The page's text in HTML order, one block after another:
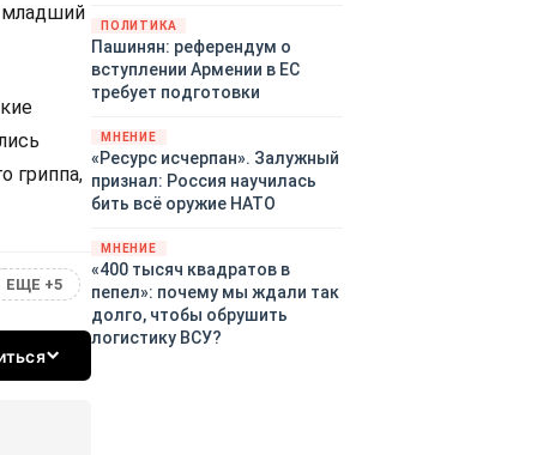
младший
гриппа,
ЕЩЕ +5
киевского режима оружием,
которое стремится продавать
всем новым снабженцам.
Однако часто возникают
предположения о возможном
«сменщике» американцев на
этом позорном посту.
Рассмотрим, кто же рвётся на
ПОЛИТИКА
Пашинян: референдум о
вступлении Армении в ЕС
требует подготовки
МНЕНИЕ
«Ресурс исчерпан». Залужный
признал: Россия научилась
бить всё оружие НАТО
МНЕНИЕ
«400 тысяч квадратов в
пепел»: почему мы ждали так
долго, чтобы обрушить
логистику ВСУ?